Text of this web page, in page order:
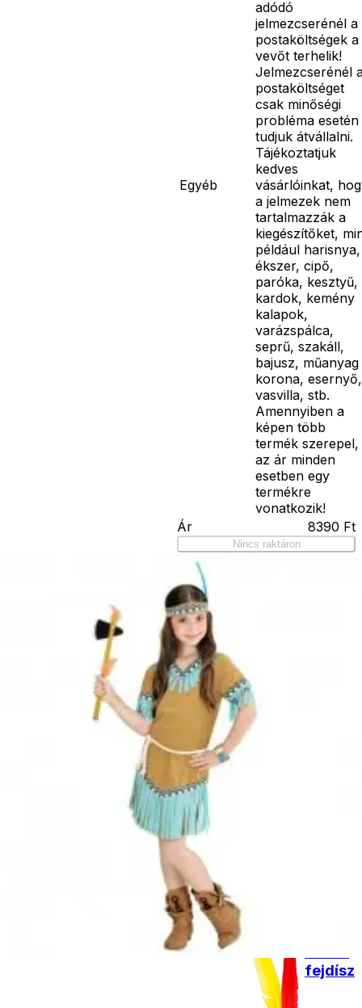
Egyéb
adódó
jelmezcserénél a
postaköltségek a
vevőt terhelik!
Jelmezcserénél
postaköltséget
csak minőségi
probléma esetén
tudjuk átvállalni.
Tájékoztatjuk
kedves
vásárlóinkat,
a jelmezek nem
tartalmazzák a
kiegészítőket,
például harisnya,
ékszer, cipő,
paróka, kesztyű,
kardok, kemény
kalapok,
varázspálca,
seprű, szakáll,
bajusz, műanyag
korona, esernyő,
vasvilla, stb.
Amennyiben a
képen több
termék szerepel,
az ár minden
esetben egy
termékre
vonatkozik!
Ár
8390 Ft
Nincs raktáron
Szállítás:
- Csomagautomata: 1190
forinttól
- Házhozszállítás: 2190
forinttól
- Személyes átvétel:
ingyenesen
Kiegészítő
termékek
fejdísz